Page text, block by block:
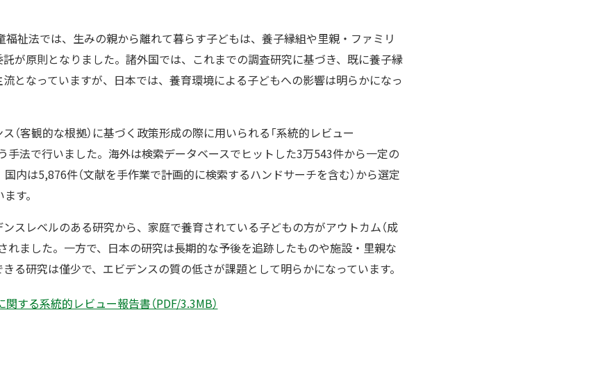
祉法では、生みの親から離れて暮らす子どもは、養子縁組や里親・ファミリ
が原則となりました。諸外国では、これまでの調査研究に基づき、既に養子縁
となっていますが、日本では、養育環境による子どもへの影響は明らかになっ
（客観的な根拠）に基づく政策形成の際に用いられる「系統的レビュー
う手法で行いました。海外は検索データベースでヒットした3万543件から一定の
内は5,876件（文献を手作業で計画的に検索するハンドサーチを含む）から選定
す。
スレベルのある研究から、家庭で養育されている子どもの方がアウトカム（成
れました。一方で、日本の研究は長期的な予後を追跡したものや施設・里親な
る研究は僅少で、エビデンスの質の低さが課題として明らかになっています。
する系統的レビュー報告書（PDF/3.3MB）